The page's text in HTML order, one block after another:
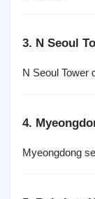
3. N Seoul
N Seoul Tower
4.
Myeongdong